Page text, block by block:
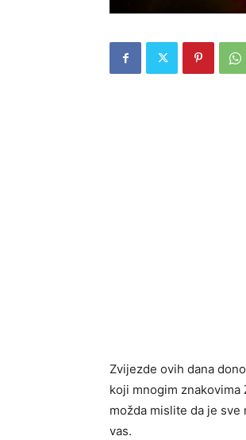
Zvijezde ovih dana
koji mnogim
možda mislite da je
vas.